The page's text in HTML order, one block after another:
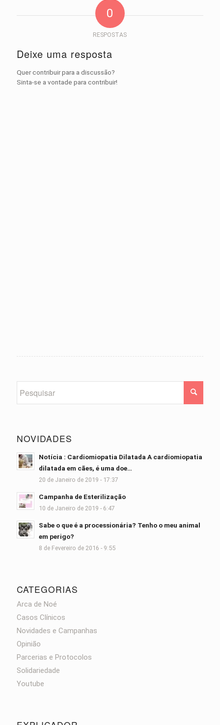
0
RESPOSTAS
Deixe uma resposta
Quer contribuir para a discussão?
Sinta-se a vontade para contribuir!
NOVIDADES
Notícia : Cardiomiopatia Dilatada A cardiomiopatia
dilatada em cães, é uma doe…
20 de Janeiro de 2019 - 17:37
Campanha de Esterilização
10 de Janeiro de 2019 - 6:47
Sabe o que é a processionária? Tenho o meu animal
em perigo?
8 de Fevereiro de 2016 - 9:55
CATEGORIAS
Arca de Noé
Casos Clínicos
Novidades e Campanhas
Opinião
Parcerias e Protocolos
Solidariedade
Youtube